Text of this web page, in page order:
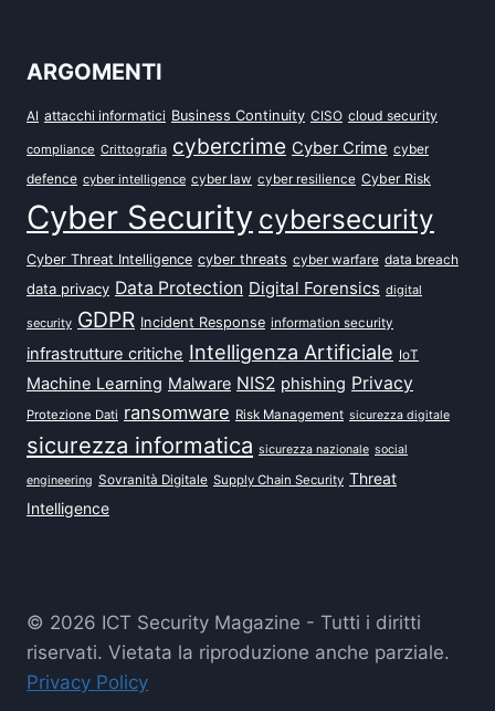
ARGOMENTI
AI attacchi informatici Business Continuity CISO cloud security
compliance Crittografia cybercrime Cyber Crime cyber
defence cyber intelligence cyber law cyber resilience Cyber Risk
Cyber Security cybersecurity
Cyber Threat Intelligence cyber threats cyber warfare data breach
data privacy Data Protection Digital Forensics digital
security GDPR Incident Response information security
infrastrutture critiche Intelligenza Artificiale IoT
Machine Learning Malware NIS2 phishing Privacy
Protezione Dati ransomware Risk Management sicurezza digitale
sicurezza informatica sicurezza nazionale social
engineering Sovranità Digitale Supply Chain Security Threat
Intelligence
© 2026 ICT Security Magazine - Tutti i diritti
riservati. Vietata la riproduzione anche parziale.
Privacy Policy